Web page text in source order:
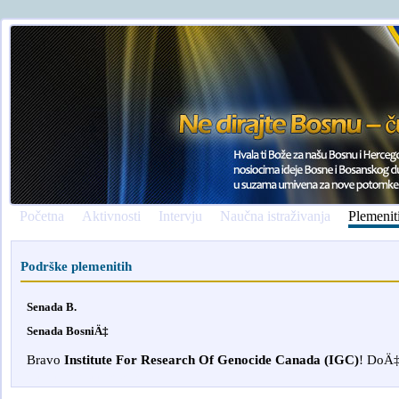
Početna Aktivnosti Intervju Naučna istraživanja
Podrške plemenitih
Senada B.
Senada BosniÄ‡
Bravo Institute For Research Of Genocide Canada (IGC)!